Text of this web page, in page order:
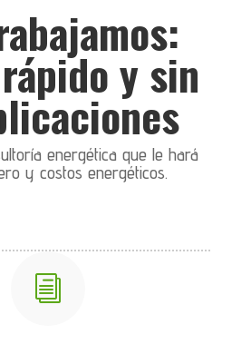
y sin
energética que le hará
y costos energéticos.
i